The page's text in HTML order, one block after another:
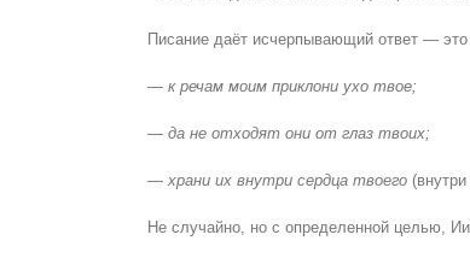
Писание даёт исчерпывающий ответ —
— к речам моим приклони ухо твое;
— да не отходят они от глаз твоих;
— храни их внутри сердца твоего
Не случайно, но с определенной целью,